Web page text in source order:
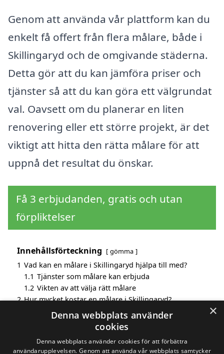
Genom att använda vår plattform kan du
enkelt få offert från flera målare, både i
Skillingaryd och de omgivande städerna.
Detta gör att du kan jämföra priser och
tjänster så att du kan göra ett välgrundat
val. Oavsett om du planerar en liten
renovering eller ett större projekt, är det
viktigt att hitta den rätta målare för att
uppnå det resultat du önskar.
Få 3 erbjudanden, gratis och utan
förpliktelser
Innehållsförteckning gömma
1 Vad kan en målare i Skillingaryd hjälpa till med?
1.1 Tjänster som målare kan erbjuda
1.2 Vikten av att välja rätt målare
2 Hur mycket kostar en målare i Skillingaryd?
Fördelar med att välja målare i Skillingaryd
Sök efter en skicklig målare i de omgivande städerna
×
Denna webbplats använder
cookies
Denna webbplats använder cookies för att förbättra
användarupplevelsen. Genom att använda vår webbplats samtycker